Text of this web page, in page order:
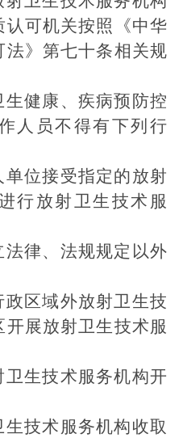
可机关按照
《中华
》 第七十条相关规
生健康、疾病预防控
人员不得有下列行
单位接受指定的放射
行放射卫生技术服
法律、法规规定以外
政区域外放射卫生技
展放射卫生技术服
卫生技术服务机构开
生技术服务机构收取